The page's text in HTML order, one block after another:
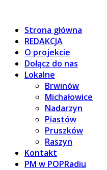
Strona główna
REDAKCJA
O projekcie
Dołącz do nas
Lokalne
Brwinów
Michałowice
Nadarzyn
Piastów
Pruszków
Raszyn
Kontakt
PM w POPRadiu